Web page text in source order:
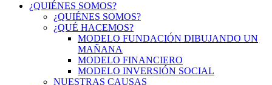
¿QUIÉNES SOMOS?
¿QUIÉNES SOMOS?
¿QUÉ HACEMOS?
MODELO FUNDACIÓN DIBUJANDO UN
MAÑANA
MODELO FINANCIERO
MODELO INVERSIÓN SOCIAL
NUESTRAS CAUSAS